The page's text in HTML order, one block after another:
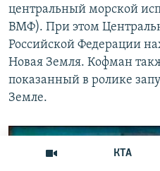
КТА
центральный морской
ВМФ). При этом
Российской Федерации
Новая Земля. Кофман
показанный в ролике
Земле.